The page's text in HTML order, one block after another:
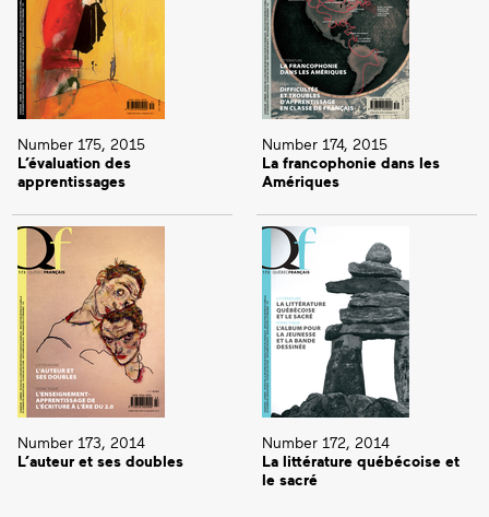
Number 175, 2015
L’évaluation des
apprentissages
Number 174, 2015
La francophonie dans les
Amériques
Number 173, 2014
L’auteur et ses doubles
Number 172, 2014
La littérature québécoise et
le sacré